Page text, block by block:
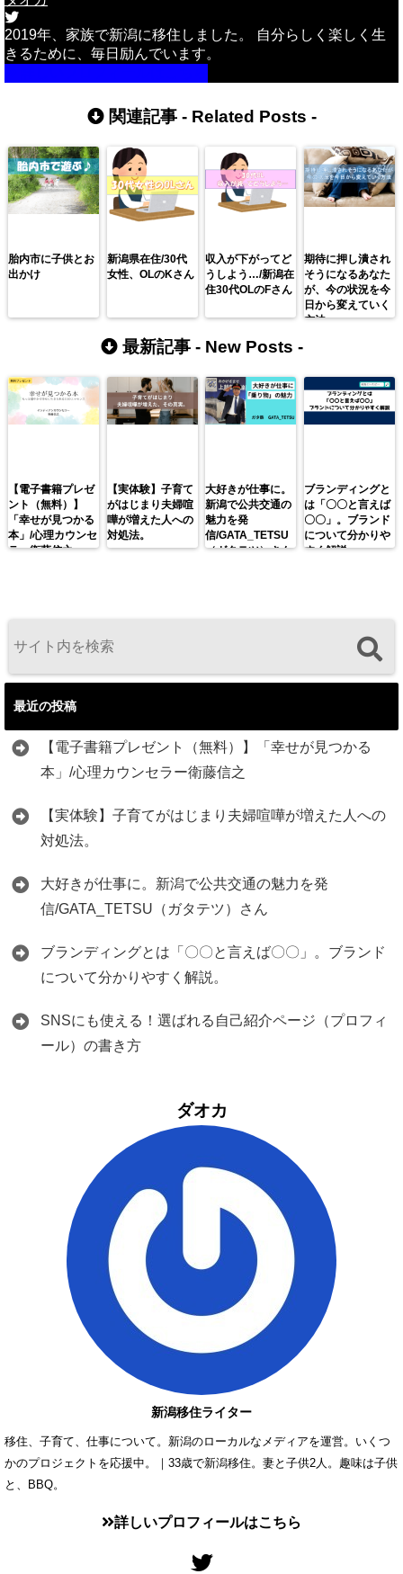
2019年、家族で新潟に移住しました。 自分らしく楽しく生
きるために、毎日励んでいます。
関連記事 - Related Posts -
胎内市に子供とお
出かけ
新潟県在住/30代
女性、OLのKさん
収入が下がってど
うしよう…/新潟在
住30代OLのFさん
期待に押し潰され
そうになるあなた
が、今の状況を今
日から変えていく
方法
最新記事 - New Posts -
【電子書籍プレゼ
ント（無料）】
「幸せが見つかる
本」/心理カウンセ
ラー衛藤信之
【実体験】子育て
がはじまり夫婦喧
嘩が増えた人への
対処法。
大好きが仕事に。
新潟で公共交通の
魅力を発
信/GATA_TETSU
（ガタテツ）さん
ブランディングと
は「〇〇と言えば
〇〇」。ブランド
について分かりや
すく解説。
最近の投稿
【電子書籍プレゼント（無料）】「幸せが見つかる
本」/心理カウンセラー衛藤信之
【実体験】子育てがはじまり夫婦喧嘩が増えた人への
対処法。
大好きが仕事に。新潟で公共交通の魅力を発
信/GATA_TETSU（ガタテツ）さん
ブランディングとは「〇〇と言えば〇〇」。ブランド
について分かりやすく解説。
SNSにも使える！選ばれる自己紹介ページ（プロフィ
ール）の書き方
ダオカ
新潟移住ライター
移住、子育て、仕事について。新潟のローカルなメディアを運営。いくつ
かのプロジェクトを応援中。｜33歳で新潟移住。妻と子供2人。趣味は子供
と、BBQ。
詳しいプロフィールはこちら